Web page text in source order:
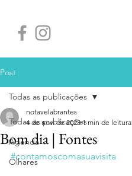
Post
Todas as publicações
Agenda
Olhares
Todas as publicações
Bom dia | Fontes
notavelabrantes
4 de nov. de 2023 1 min de leitura
#contamoscomasuavisita